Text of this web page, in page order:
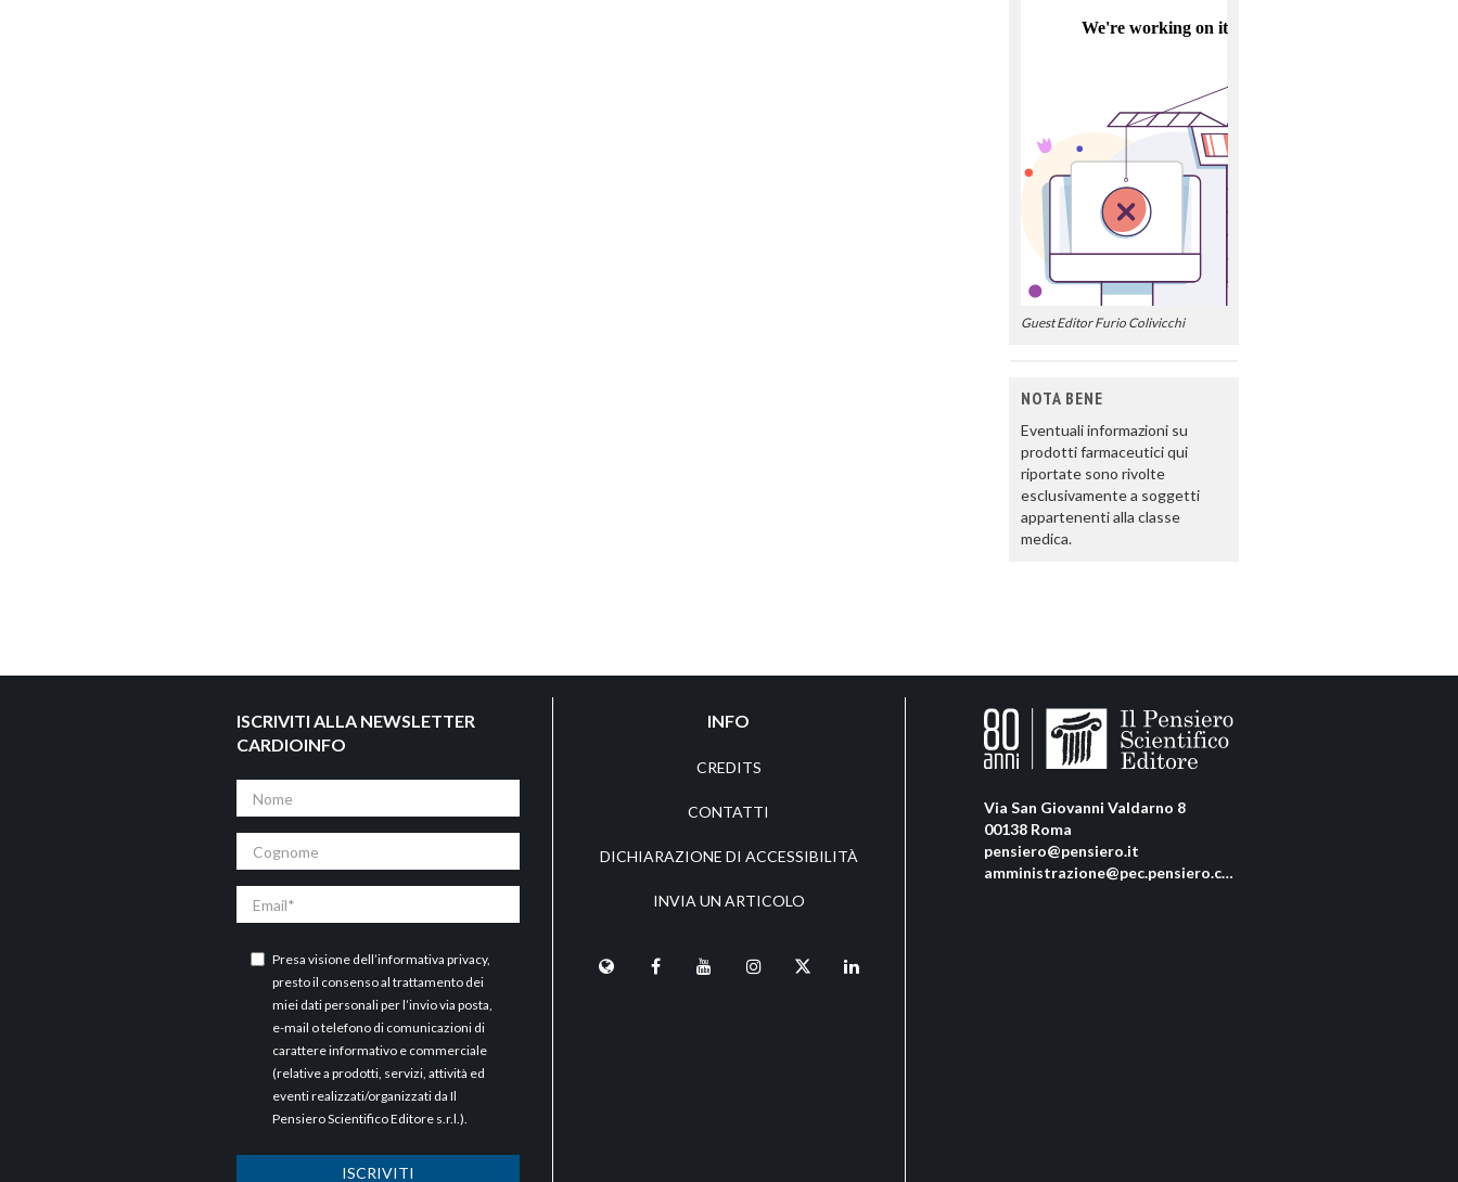
Guest Editor Furio Colivicchi
NOTA BENE
Eventuali informazioni su
prodotti farmaceutici qui
riportate sono rivolte
esclusivamente a soggetti
appartenenti alla classe
medica.
ISCRIVITI ALLA NEWSLETTER
CARDIOINFO
Presa visione dell’informativa privacy,
presto il consenso al trattamento dei
miei dati personali per l’invio via posta,
e-mail o telefono di comunicazioni di
carattere informativo e commerciale
(relative a prodotti, servizi, attività ed
eventi realizzati/organizzati da Il
Pensiero Scientifico Editore s.r.l.).
ISCRIVITI
INFO
CREDITS
CONTATTI
DICHIARAZIONE DI ACCESSIBILITÀ
INVIA UN ARTICOLO
Via San Giovanni Valdarno 8
00138 Roma
pensiero@pensiero.it
amministrazione@pec.pensiero.com